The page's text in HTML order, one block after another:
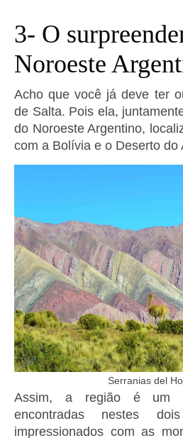
3- O
Noroeste
Acho que você já deve ter
de Salta. Pois ela,
do Noroeste Argentino,
com a Bolívia e o Deserto do
Serranias del
Assim, a região é um
encontradas nestes
impressionados com as